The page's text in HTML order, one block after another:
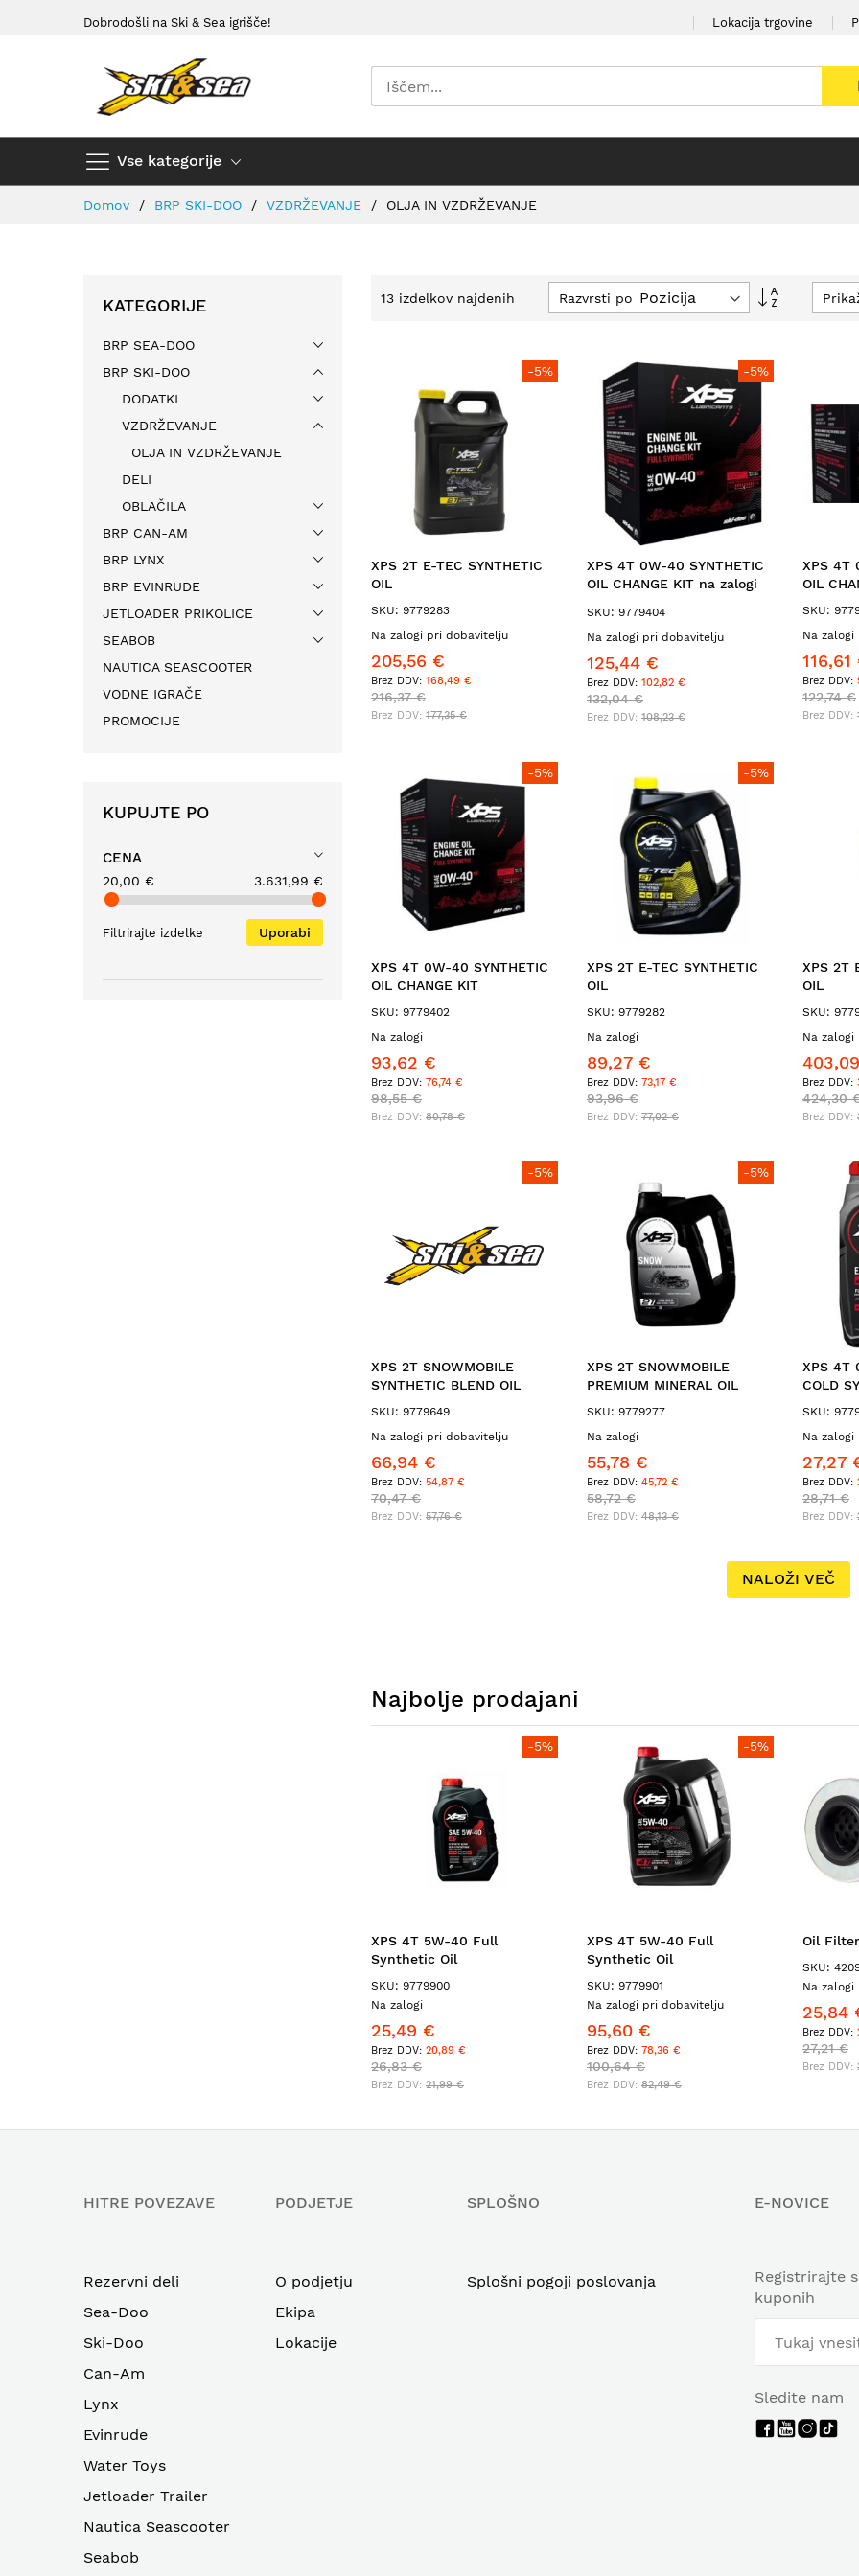
Dobrodošli na Ski & Sea igrišče! Lokacija trgovine
Vse kategorije
Domov BRP SKI-DOO VZDRŽEVANJE OLJA IN VZDRŽEVANJE
13 izdelkov najdenih Razvrsti po
Nastavi
-5%
XPS 2T E-TEC SYNTHETIC
OIL
SKU: 9779283
Na zalogi pri dobavitelju
205,56 €
168,49 €
216,37 €
177,35 €
-5%
XPS 4T 0W-40 SYNTHETIC
OIL CHANGE KIT na zalogi
SKU: 9779404
Na zalogi pri dobavitelju
125,44 €
102,82 €
132,04 €
108,23 €
XPS 4T
OIL
SKU:
Na zalogi
116,61
122,74 €
-5%
XPS 4T 0W-40 SYNTHETIC
OIL CHANGE KIT
SKU: 9779402
Na zalogi
93,62 €
76,74 €
98,55 €
80,78 €
-5%
XPS 2T E-TEC SYNTHETIC
OIL
SKU: 9779282
Na zalogi
89,27 €
73,17 €
93,96 €
77,02 €
XPS 2T
OIL
SKU:
Na
424,30
-5%
XPS 2T SNOWMOBILE
SYNTHETIC BLEND OIL
SKU: 9779649
Na zalogi pri dobavitelju
66,94 €
54,87 €
70,47 €
57,76 €
-5%
XPS 2T SNOWMOBILE
PREMIUM MINERAL OIL
SKU: 9779277
Na zalogi
55,78 €
45,72 €
58,72 €
48,13 €
XPS 4T
COLD
SKU:
Na
27,27
28,71 €
NALOŽI VEČ
Najbolje prodajani
-5%
XPS 4T 5W-40 Full
Synthetic Oil
SKU: 9779900
Na zalogi
25,49 €
20,89 €
26,83 €
21,99 €
-5%
XPS 4T 5W-40 Full
Synthetic Oil
SKU: 9779901
Na zalogi pri dobavitelju
95,60 €
78,36 €
100,64 €
82,49 €
Oil Filter
SKU:
Na zalogi
25,84
27,21 €
KATEGORIJE
BRP SEA-DOO
BRP SKI-DOO
DODATKI
VZDRŽEVANJE
OLJA IN VZDRŽEVANJE
DELI
OBLAČILA
BRP CAN-AM
BRP LYNX
BRP EVINRUDE
JETLOADER PRIKOLICE
SEABOB
NAUTICA SEASCOOTER
VODNE IGRAČE
PROMOCIJE
KUPUJTE PO
CENA
20,00 € 3.631,99 €
Filtrirajte izdelke Uporabi
HITRE POVEZAVE
Rezervni deli
Sea-Doo
Ski-Doo
Can-Am
Lynx
Evinrude
Water Toys
Jetloader Trailer
Nautica Seascooter
Seabob
PODJETJE
O podjetju
Ekipa
Lokacije
SPLOŠNO
Splošni pogoji poslovanja
E-NOVICE
Registrirajte
kuponih
Sledite nam